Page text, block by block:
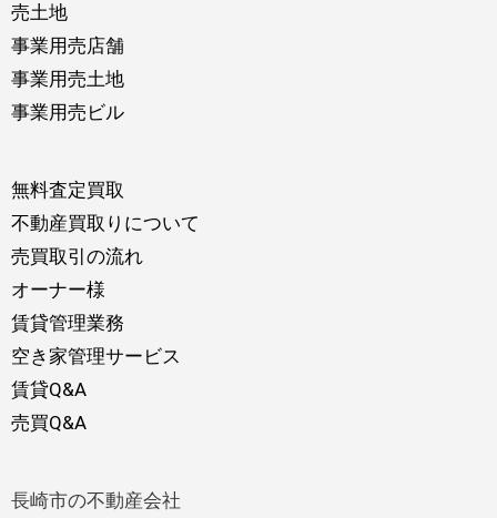
売土地
事業用売店舗
事業用売土地
事業用売ビル
無料査定買取
不動産買取りについて
売買取引の流れ
オーナー様
賃貸管理業務
空き家管理サービス
賃貸Q&A
売買Q&A
長崎市の不動産会社